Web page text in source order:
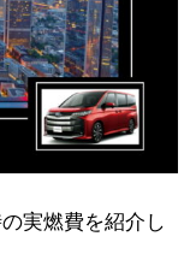
実燃費を紹介し